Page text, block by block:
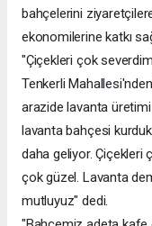
bahçelerini
ekonomilerine katkı
"Çiçekleri çok
Tenkerli
arazide lavanta üretimi
lavanta bahçesi
daha geliyor. Çiçekleri
çok güzel. Lavanta
mutluyuz" dedi.